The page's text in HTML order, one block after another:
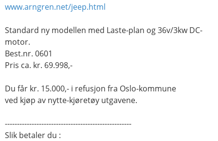
www.arngren.net/jeep.html
Standard ny modellen med Laste-plan og 36v/3kw DC-
motor.
Best.nr. 0601
Pris ca. kr. 69.998,-
Du får kr. 15.000,- i refusjon fra Oslo-kommune
ved kjøp av nytte-kjøretøy utgavene.
----------------------------------------------------
Slik betaler du :